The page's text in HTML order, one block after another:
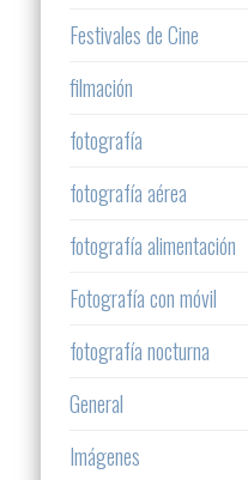
Festivales de Cine
filmación
fotografía
fotografía aérea
fotografía alimentación
Fotografía con móvil
fotografía nocturna
General
Imágenes